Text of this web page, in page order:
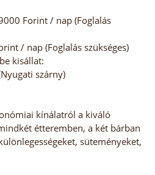
Forint / nap (Foglalás
/ nap (Foglalás szükséges)
kisállat:
szárny)
kínálatról a kiváló
étteremben, a két bárban
süteményeket,